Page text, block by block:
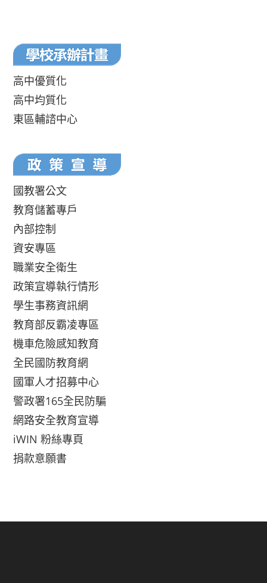
高中優質化
高中均質化
東區輔諮中心
國教署公文
教育儲蓄專戶
內部控制
資安專區
職業安全衛生
政策宣導執行情形
學生事務資訊網
教育部反霸凌專區
機車危險感知教育
全民國防教育網
國軍人才招募中心
警政署165全民防騙
網路安全教育宣導
iWIN 粉絲專頁
捐款意願書